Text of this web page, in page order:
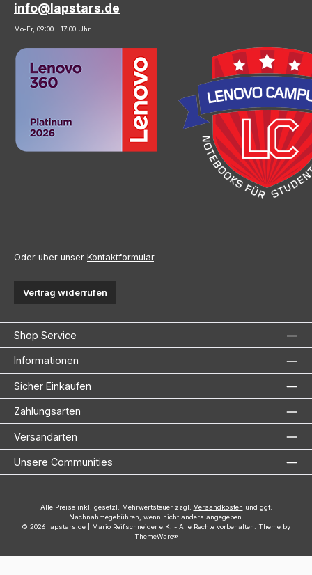
info@lapstars.de
Mo-Fr, 09:00 - 17:00 Uhr
Oder über unser Kontaktformular.
Vertrag widerrufen
Shop Service
Informationen
Sicher Einkaufen
Zahlungsarten
Versandarten
Unsere Communities
Alle Preise inkl. gesetzl. Mehrwertsteuer zzgl. Versandkosten und ggf.
Nachnahmegebühren, wenn nicht anders angegeben.
© 2026 lapstars.de | Mario Reifschneider e.K. - Alle Rechte vorbehalten. Theme by
ThemeWare®